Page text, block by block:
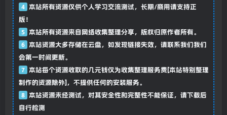
4
本站所有资源仅供个人学习交流测试，长期/商用请支持正
版！
5
本站所有资源来自网络收集整理分享，版权归原作者所有。
6
本站资源大多存储在云盘，如发现链接失效，请联系我们我们
会第一时间更新。
7
本站每个资源收取的几元钱仅为收集整理服务费[本站特别整理
制作的资源除外]，不提供任何的安装服务。
8
本站资源未经测试，对其安全性和完整性不能保证，请下载后
自行检测